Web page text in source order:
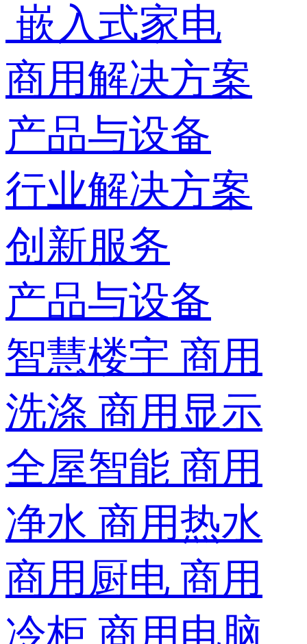
嵌入式家电
商用解决方案
产品与设备
行业解决方案
创新服务
产品与设备
智慧楼宇 商用
洗涤 商用显示
全屋智能 商用
净水 商用热水
商用厨电 商用
冷柜 商用电脑